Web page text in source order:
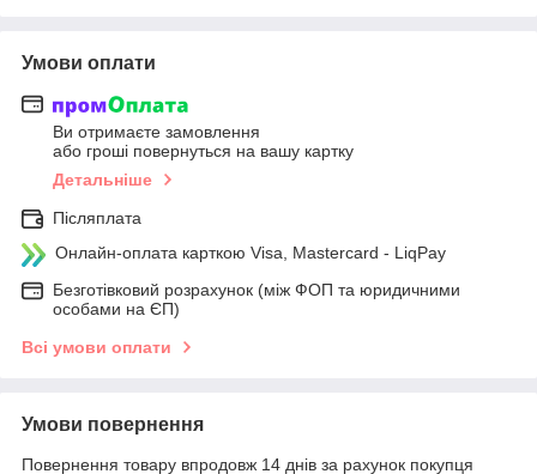
Умови оплати
Ви отримаєте замовлення
або гроші повернуться на вашу картку
Детальніше
Післяплата
Онлайн-оплата карткою Visa, Mastercard - LiqPay
Безготівковий розрахунок (між ФОП та юридичними
особами на ЄП)
Всі умови оплати
Умови повернення
Повернення товару впродовж 14 днів за рахунок покупця